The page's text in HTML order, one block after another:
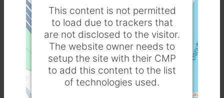
This content is not permitted
to load due to trackers that
are not disclosed to the visitor.
The website owner needs to
setup the site with their CMP
to add this content to the list
of technologies used.